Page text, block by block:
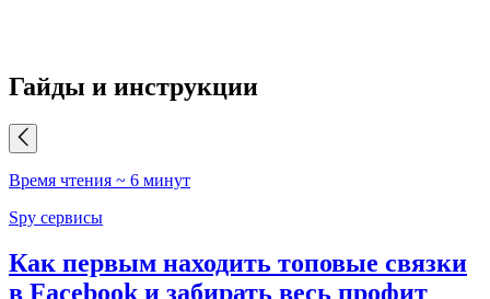
Гайды и инструкции
Время чтения ~ 6 минут
Spy сервисы
Как первым находить топовые связки
в Facebook и забирать весь профит